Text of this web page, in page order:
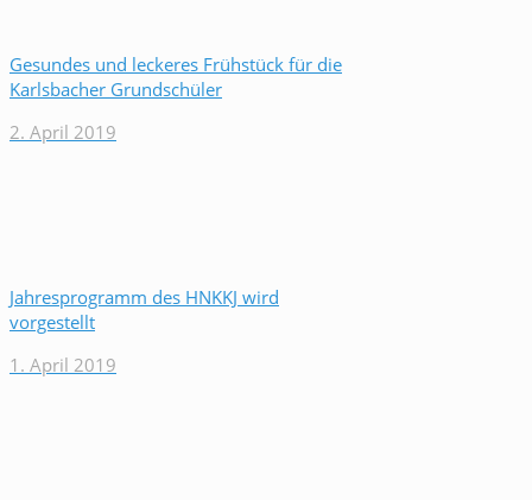
Gesundes und leckeres Frühstück für die
Karlsbacher Grundschüler
2. April 2019
Jahresprogramm des HNKKJ wird
vorgestellt
1. April 2019